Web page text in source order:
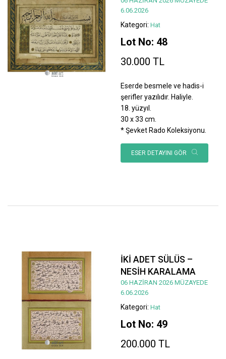
6.06.2026
Kategori: Hat
Lot No: 48
30.000 TL
Eserde besmele ve hadis-i
şerifler yazılıdır. Haliyle.
18. yüzyıl.
30 x 33 cm.
* Şevket Rado Koleksiyonu.
ESER DETAYINI GÖR
İKİ ADET SÜLÜS –
NESİH KARALAMA
06 HAZİRAN 2026 MÜZAYEDE
6.06.2026
Kategori: Hat
Lot No: 49
200.000 TL